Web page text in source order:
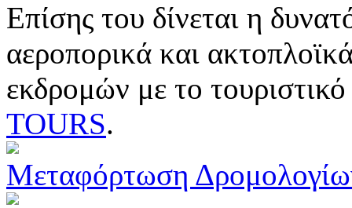
Επίσης του δίνεται η
αεροπορικά και
εκδρομών με το
TOURS.
Μεταφόρτωση